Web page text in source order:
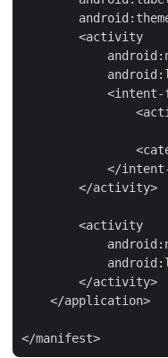
        <activity
<intent-
</
        </activity>
        <activity
        </activity>
    </application>